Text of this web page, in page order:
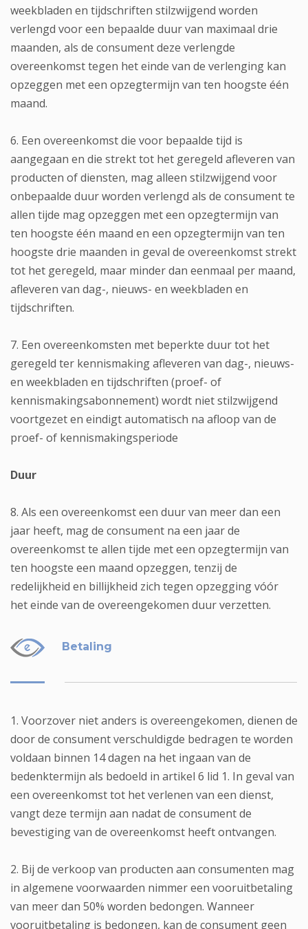
weekbladen en tijdschriften stilzwijgend worden
verlengd voor een bepaalde duur van maximaal drie
maanden, als de consument deze verlengde
overeenkomst tegen het einde van de verlenging kan
opzeggen met een opzegtermijn van ten hoogste één
maand.
6. Een overeenkomst die voor bepaalde tijd is
aangegaan en die strekt tot het geregeld afleveren van
producten of diensten, mag alleen stilzwijgend voor
onbepaalde duur worden verlengd als de consument te
allen tijde mag opzeggen met een opzegtermijn van
ten hoogste één maand en een opzegtermijn van ten
hoogste drie maanden in geval de overeenkomst strekt
tot het geregeld, maar minder dan eenmaal per maand,
afleveren van dag-, nieuws- en weekbladen en
tijdschriften.
7. Een overeenkomsten met beperkte duur tot het
geregeld ter kennismaking afleveren van dag-, nieuws-
en weekbladen en tijdschriften (proef- of
kennismakingsabonnement) wordt niet stilzwijgend
voortgezet en eindigt automatisch na afloop van de
proef- of kennismakingsperiode
Duur
8. Als een overeenkomst een duur van meer dan een
jaar heeft, mag de consument na een jaar de
overeenkomst te allen tijde met een opzegtermijn van
ten hoogste een maand opzeggen, tenzij de
redelijkheid en billijkheid zich tegen opzegging vóór
het einde van de overeengekomen duur verzetten.
Betaling
1. Voorzover niet anders is overeengekomen, dienen de
door de consument verschuldigde bedragen te worden
voldaan binnen 14 dagen na het ingaan van de
bedenktermijn als bedoeld in artikel 6 lid 1. In geval van
een overeenkomst tot het verlenen van een dienst,
vangt deze termijn aan nadat de consument de
bevestiging van de overeenkomst heeft ontvangen.
2. Bij de verkoop van producten aan consumenten mag
in algemene voorwaarden nimmer een vooruitbetaling
van meer dan 50% worden bedongen. Wanneer
vooruitbetaling is bedongen, kan de consument geen